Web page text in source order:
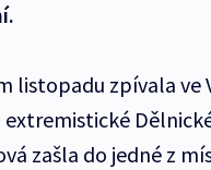
listopadu zpívala ve
zašla do jedné z